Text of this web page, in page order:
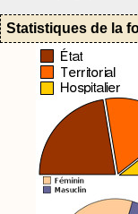
Statistiques de la